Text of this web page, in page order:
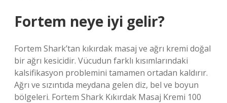
Fortem neye iyi gelir?
Fortem Shark’tan kıkırdak masaj ve ağrı kremi doğal
bir ağrı kesicidir. Vücudun farklı kısımlarındaki
kalsifikasyon problemini tamamen ortadan kaldırır.
Ağrı ve sızıntıda meydana gelen diz, bel ve boyun
bölgeleri. Fortem Shark Kıkırdak Masaj Kremi 100